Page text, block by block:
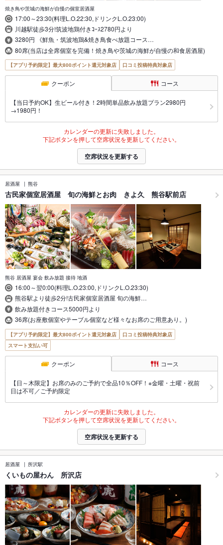
焼き鳥や茨城の海鮮が自慢の個室居酒屋
17:00～23:30(料理L.O.22:30,ドリンクL.O.23:00)
川越駅徒歩3分!筑波地鶏付きｺｰｽ2780円より
3280円 《鮮魚・筑波地鶏&焼き鳥食べ放題コース…
80席(当店は全席個室を完備！焼き鳥や茨城の海鮮が自慢の和食居酒屋)
【アプリ予約限定】最大800ポイント還元対象店 口コミ投稿特典対象店
クーポン コース
【当日予約OK】生ビール付き！2時間単品飲み放題プラン2980円
→1980円！
カレンダーの更新に失敗しました。
下記ボタンを押して空席状況を更新してください。
空席状況を更新する
居酒屋 熊谷
古民家個室居酒屋 旬の海鮮とお肉 きよ久 熊谷駅前店
熊谷 居酒屋 宴会 飲み放題 接待 地酒
16:00～翌0:00(料理L.O.23:00,ドリンクL.O.23:30)
熊谷駅より徒歩2分!古民家個室居酒屋 旬の海鮮…
飲み放題付きコース5000円より
36席(お座敷個室やテーブル個室など様々なお席のご用意あり。)
【アプリ予約限定】最大800ポイント還元対象店
口コミ投稿特典対象店
スマート支払い可
クーポン コース
【日～木限定】お席のみのご予約で全品10％OFF！※金曜・土曜・祝前
日は不可／ご予約限定
カレンダーの更新に失敗しました。
下記ボタンを押して空席状況を更新してください。
空席状況を更新する
居酒屋 所沢駅
くいもの屋わん 所沢店